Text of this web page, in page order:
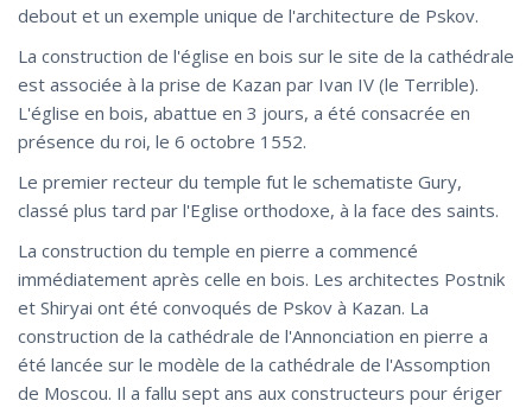
debout et un exemple unique de l'architecture de Pskov.
La construction de l'église en bois sur le site de la cathédrale
est associée à la prise de Kazan par Ivan IV (le Terrible).
L'église en bois, abattue en 3 jours, a été consacrée en
présence du roi, le 6 octobre 1552.
Le premier recteur du temple fut le schematiste Gury,
classé plus tard par l'Eglise orthodoxe, à la face des saints.
La construction du temple en pierre a commencé
immédiatement après celle en bois. Les architectes Postnik
et Shiryai ont été convoqués de Pskov à Kazan. La
construction de la cathédrale de l'Annonciation en pierre a
été lancée sur le modèle de la cathédrale de l'Assomption
de Moscou. Il a fallu sept ans aux constructeurs pour ériger